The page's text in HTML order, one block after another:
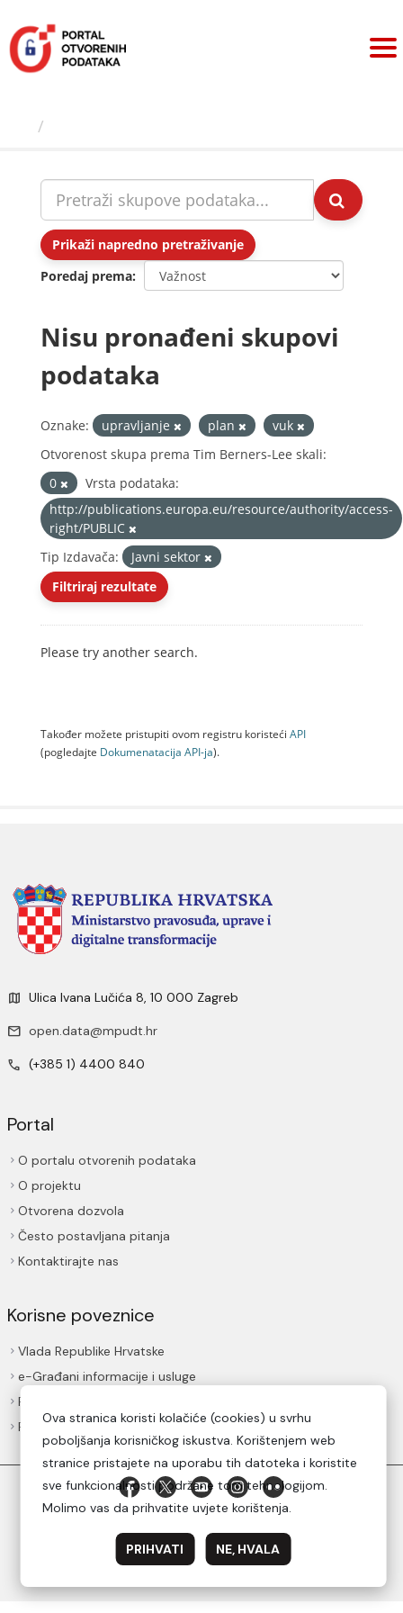
sadržaj
Prikaži napredno pretraživanje
Poredaj prema
Nisu pronađeni skupovi
podataka
Oznake: upravljanje plan
vuk
Otvorenost skupa prema Tim Berners-Lee skali:
0
Vrsta podataka:
http://publications.europa.eu/resource/authority/access-
right/PUBLIC
Tip Izdavača:
Javni sektor
Filtriraj rezultate
Please try another search.
Također možete pristupiti ovom registru koristeći API
(pogledajte Dokumenаtаcijа API-jа).